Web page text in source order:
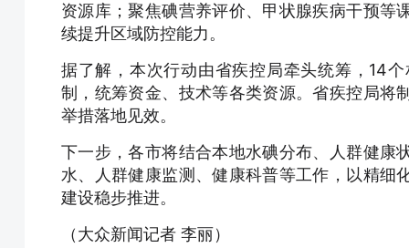
资源库；聚焦碘营养评价、甲状腺疾病干预等
续提升区域防控能力。
据了解，本次行动由省疾控局牵头统筹，14
制，统筹资金、技术等各类资源。省疾控局将
举措落地见效。
下一步，各市将结合本地水碘分布、人群健康
水、人群健康监测、健康科普等工作，以精细
建设稳步推进。
（大众新闻记者 李丽）